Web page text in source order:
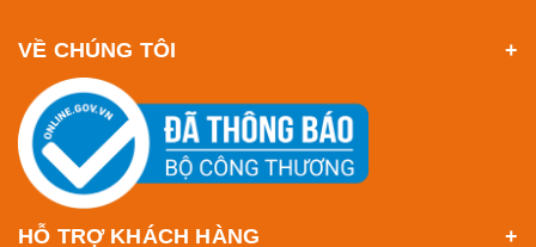
VỀ CHÚNG TÔI
HỖ TRỢ KHÁCH HÀNG